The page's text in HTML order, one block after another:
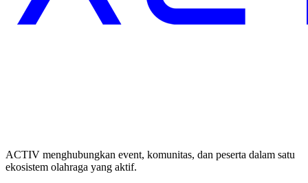
ACTIV menghubungkan event, komunitas, dan peserta dalam satu
ekosistem olahraga yang aktif.